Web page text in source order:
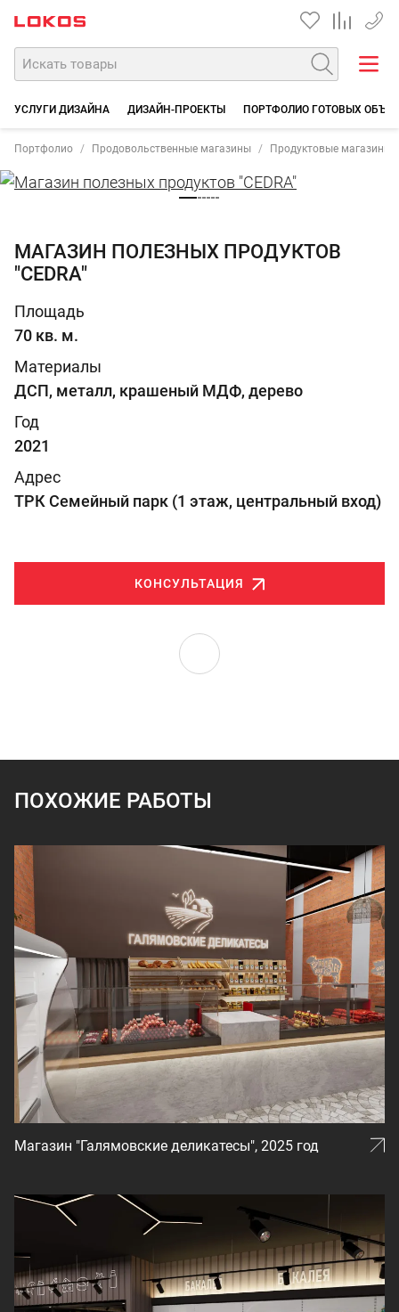
+7
УСЛУГИ ДИЗАЙНА ДИЗАЙН-ПРОЕКТЫ ПОРТФОЛИО ГОТОВЫХ
Портфолио Продовольственные магазины Продуктовые магазины
МАГАЗИН ПОЛЕЗНЫХ ПРОДУКТОВ
"CEDRA"
Площадь
70 кв. м.
Материалы
ДСП, металл, крашеный МДФ, дерево
Год
2021
Адрес
ТРК Семейный парк (1 этаж, центральный вход)
КОНСУЛЬТАЦИЯ
ПОХОЖИЕ РАБОТЫ
Магазин "Галямовские деликатесы", 2025 год